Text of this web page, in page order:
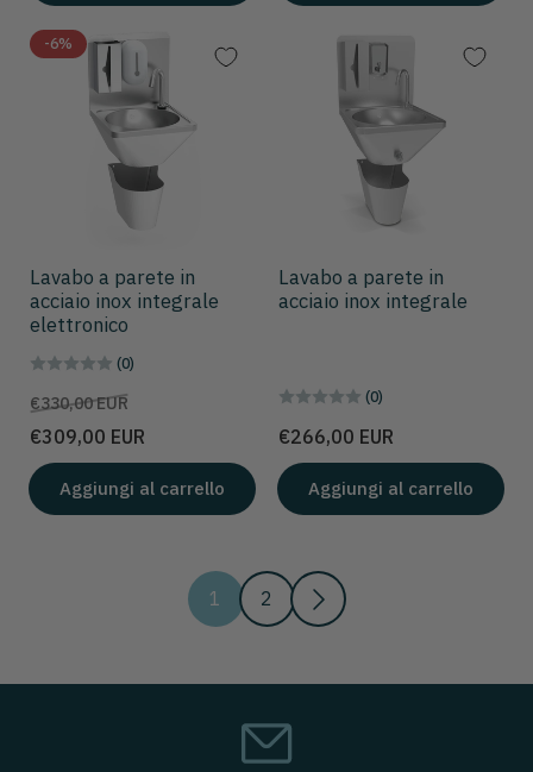
-6%
Lavabo a parete in
acciaio inox integrale
elettronico
(0)
Prezzo
€330,00 EUR
scontato
€309,00 EUR
Aggiungi al carrello
Lavabo a parete in
acciaio inox integrale
(0)
Prezzo
€266,00 EUR
Aggiungi al carrello
1 2